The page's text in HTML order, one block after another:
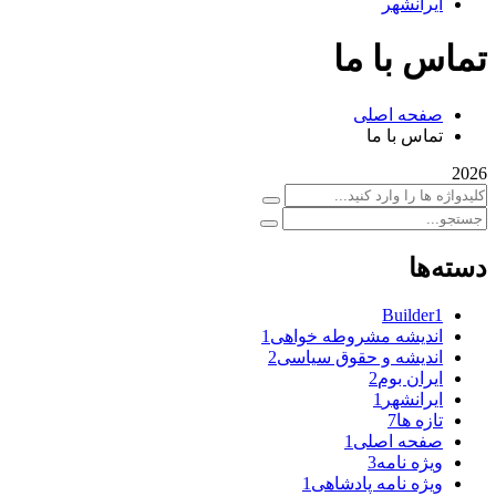
ایرانشهر
تماس با ما
صفحه اصلی
تماس با ما
2026
دسته‌ها
Builder1
اندیشه مشروطه خواهی 1
اندیشه و حقوق سیاسی2
ایران بوم2
ایرانشهر 1
تازه ها7
صفحه اصلی 1
ویژه نامه3
ویژه نامه پادشاهی 1